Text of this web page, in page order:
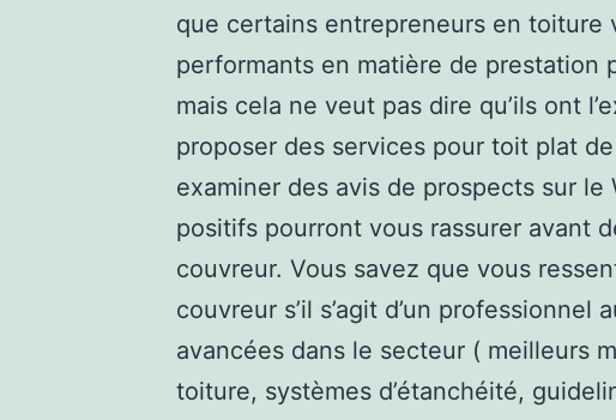
que certains entrepreneurs en toiture
performants en matière de prestation
mais cela ne veut pas dire qu’ils ont
proposer des services pour toit plat
examiner des avis de prospects sur le
positifs pourront vous rassurer avant
couvreur. Vous savez que vous
couvreur s’il s’agit d’un professionnel
avancées dans le secteur ( meilleurs
toiture, systèmes d’étanchéité,